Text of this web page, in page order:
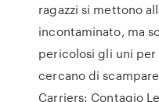
ragazzi si mettono
incontaminato, ma
pericolosi gli uni
cercano di
Carriers: Contagio